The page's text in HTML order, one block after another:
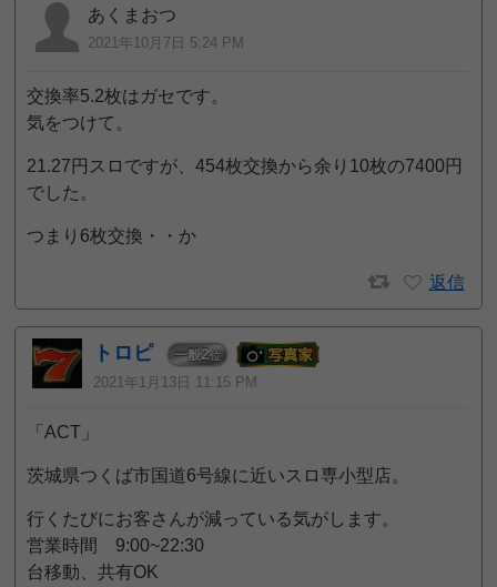
あくまおつ
2021年10月7日 5:24 PM
交換率5.2枚はガセです。
気をつけて。
21.27円スロですが、454枚交換から余り10枚の7400円
でした。
つまり6枚交換・・か
返信
トロピ 一般2位
2021年1月13日 11:15 PM
「ACT」
茨城県つくば市国道6号線に近いスロ専小型店。
行くたびにお客さんが減っている気がします。
営業時間 9:00~22:30
台移動、共有OK